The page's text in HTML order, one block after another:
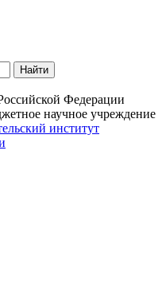
Найти
Федерации
научное учреждение
институт